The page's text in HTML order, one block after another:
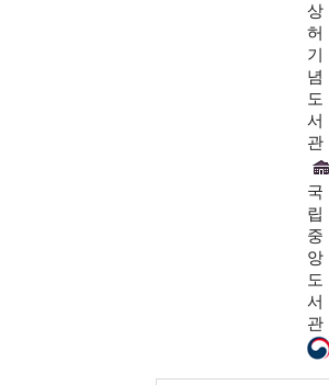
상
허
기
념
도
서
관
국
립
중
앙
도
서
관